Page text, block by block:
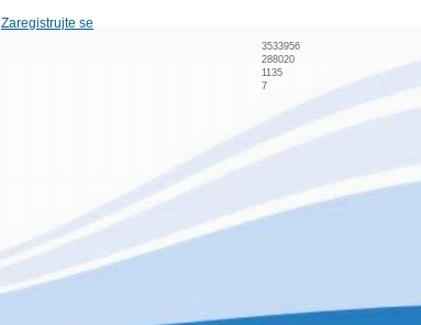
Zaregistrujte se
3533956
288020
1135
7